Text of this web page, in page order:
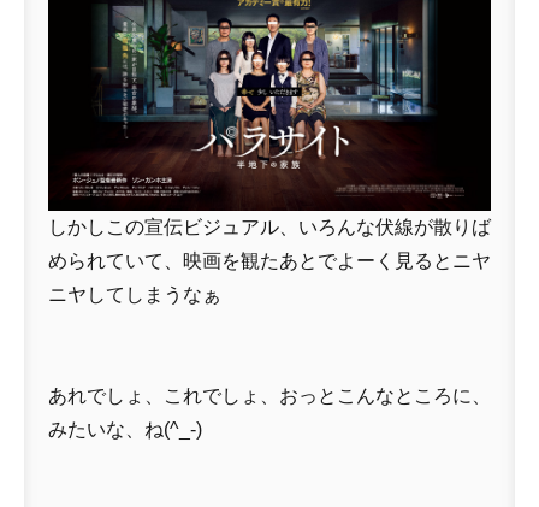
しかしこの宣伝ビジュアル、いろんな伏線が散りば
められていて、映画を観たあとでよーく見るとニヤ
ニヤしてしまうなぁ
あれでしょ、これでしょ、おっとこんなところに、
みたいな、ね(^_-)